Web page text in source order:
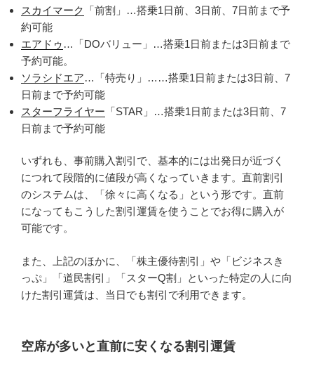
スカイマーク
「前割」…搭乗1日前、3日前、7日前まで予
約可能
エアドゥ …「DOバリュー」…搭乗1日前または3日前まで
予約可能。
ソラシドエア…「特売り」……搭乗1日前または3日前、7
日前まで予約可能
スターフライヤー 「STAR」…搭乗1日前または3日前、7
日前まで予約可能
いずれも、事前購入割引で、基本的には出発日が近づく
につれて段階的に値段が高くなっていきます。直前割引
のシステムは、「徐々に高くなる」という形です。直前
になってもこうした割引運賃を使うことでお得に購入が
可能です。
また、上記のほかに、「株主優待割引」や「ビジネスき
っぷ」「道民割引」「スターQ割」といった特定の人に向
けた割引運賃は、当日でも割引で利用できます。
空席が多いと直前に安くなる割引運賃